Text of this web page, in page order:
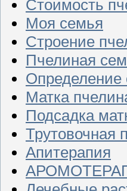
Стоимость
Моя семья
Строение
Пчелиная
Определение
Матка
Подсадка
Трутовочная
Апитерапия